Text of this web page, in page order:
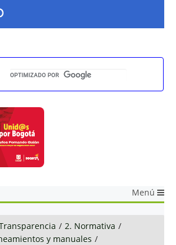
Menú
/ 2. Normativa /
y manuales /